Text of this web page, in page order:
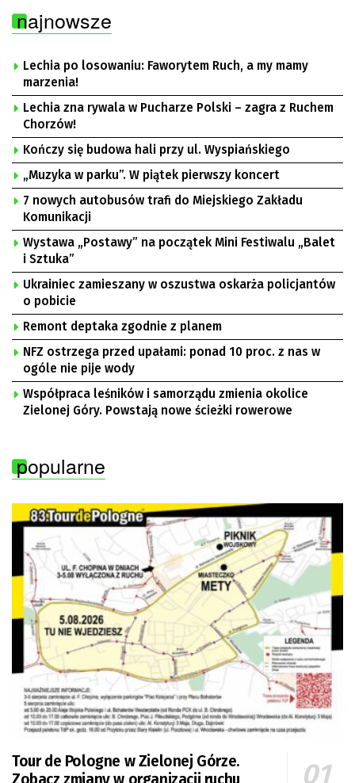
najnowsze
Lechia po losowaniu: Faworytem Ruch, a my mamy
marzenia!
Lechia zna rywala w Pucharze Polski – zagra z Ruchem
Chorzów!
Kończy się budowa hali przy ul. Wyspiańskiego
„Muzyka w parku”. W piątek pierwszy koncert
7 nowych autobusów trafi do Miejskiego Zakładu
Komunikacji
Wystawa „Postawy” na początek Mini Festiwalu „Balet
i Sztuka”
Ukrainiec zamieszany w oszustwa oskarża policjantów
o pobicie
Remont deptaka zgodnie z planem
NFZ ostrzega przed upałami: ponad 10 proc. z nas w
ogóle nie pije wody
Współpraca leśników i samorządu zmienia okolice
Zielonej Góry. Powstają nowe ścieżki rowerowe
popularne
Tour de Pologne w Zielonej Górze.